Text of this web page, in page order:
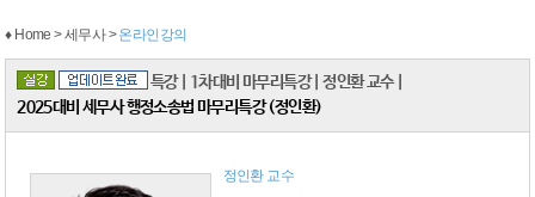
♦ Home > 세무사 >온라인강의
특강 1차대비 마무리특강 정인환 교수
2025대비 세무사 행정소송법 마무리특강 (정인환)
정인환 교수